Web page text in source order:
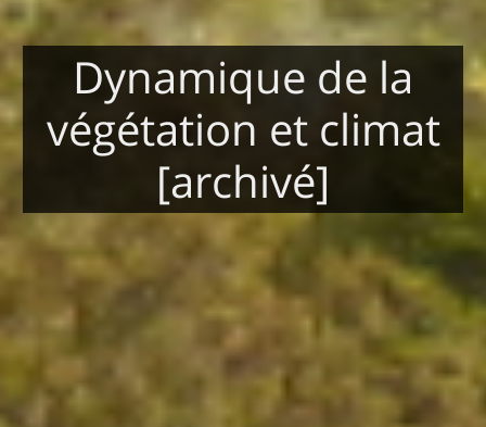
Dynamique de la
végétation et climat
[archivé]